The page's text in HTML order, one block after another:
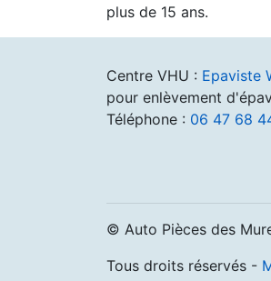
plus de 15 ans.
Centre VHU : Epaviste
pour enlèvement
Téléphone : 06 47 68
© Auto Pièces des
Tous droits réservés -